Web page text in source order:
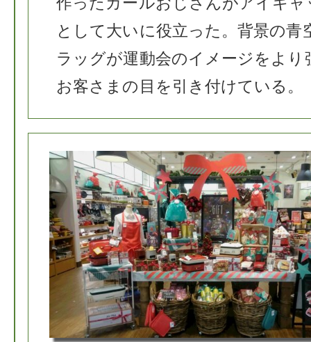
として大いに役立った。背景の青
ラッグが運動会のイメージをより
お客さまの目を引き付けている。